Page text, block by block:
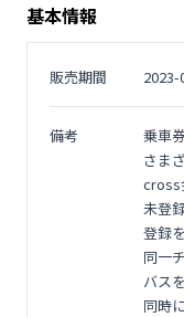
基本情報
販売期間 2023-
備考
乗車
さま
cross
未登
登録
同一
バス
同時